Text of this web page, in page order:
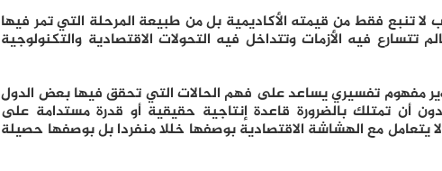
لا تنبع فقط من قيمته الأكاديمية بل من طبيعة المرحلة التي تمر فيها
فيه الأزمات وتتداخل فيه التحولات الاقتصادية والتكنولوجية
مفهوم تفسيري يساعد على فهم الحالات التي تحقق فيها بعض الدول
دون أن تمتلك بالضرورة قاعدة إنتاجية حقيقية أو قدرة مستدامة على
يتعامل مع الهشاشة الاقتصادية بوصفها خللا منفردا بل بوصفها حصيلة